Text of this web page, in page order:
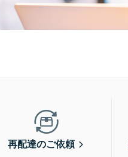
再配達のご依頼